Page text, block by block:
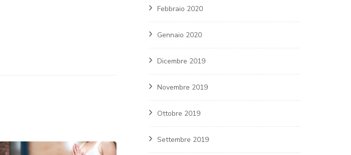
Febbraio 2020
Gennaio 2020
Dicembre 2019
Novembre 2019
Ottobre 2019
Settembre 2019